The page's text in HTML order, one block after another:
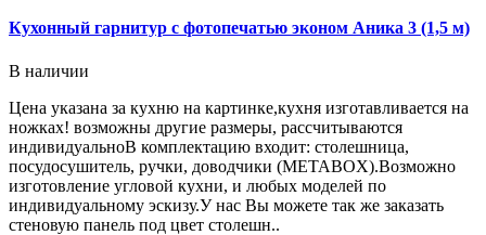
Кухонный гарнитур с фотопечатью эконом Аника 3 (1,5 м)
В наличии
Цена указана за кухню на картинке,кухня изготавливается на
ножках! возможны другие размеры, рассчитываются
индивидуальноВ комплектацию входит: столешница,
посудосушитель, ручки, доводчики (METABOX).Возможно
изготовление угловой кухни, и любых моделей по
индивидуальному эскизу.У нас Вы можете так же заказать
стеновую панель под цвет столешн..